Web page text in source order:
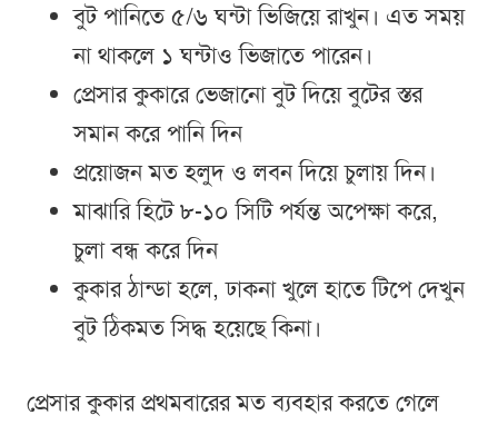
বুট পানিতে ৫/৬ ঘন্টা ভিজিয়ে রাখুন। এত সময়
না থাকলে ১ ঘন্টাও ভিজাতে পারেন।
প্রেসার কুকারে ভেজানো বুট দিয়ে বুটের স্তর
সমান করে পানি দিন
প্রয়োজন মত হলুদ ও লবন দিয়ে চুলায় দিন।
মাঝারি হিটে ৮-১০ সিটি পর্যন্ত অপেক্ষা করে,
চুলা বন্ধ করে দিন
কুকার ঠান্ডা হলে, ঢাকনা খুলে হাতে টিপে দেখুন
বুট ঠিকমত সিদ্ধ হয়েছে কিনা।
প্রেসার কুকার প্রথমবারের মত ব্যবহার করতে গেলে